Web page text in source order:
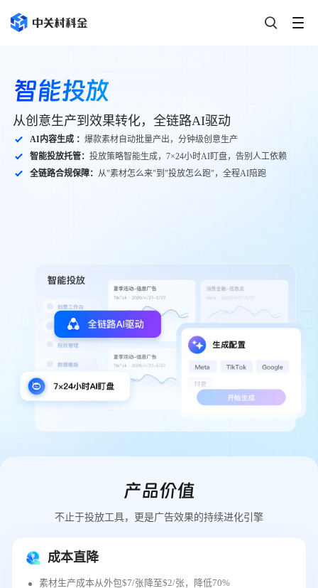
智能投放
从创意生产到效果转化，全链路AI驱动
AI内容生成 ： 爆款素材自动批量产出，分钟级创意生产
智能投放托管： 投放策略智能生成，7×24小时AI盯盘，告别人工依赖
全链路合规保障： 从"素材怎么来"到"投放怎么跑"，全程AI陪跑
产品价值
不止于投放工具，更是广告效果的持续进化引擎
成本直降
素材生产成本从外包$7/张降至$2/张，降低70%